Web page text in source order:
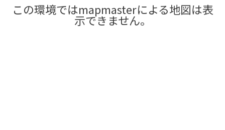
この環境ではmapmasterによる地図は表
示できません。